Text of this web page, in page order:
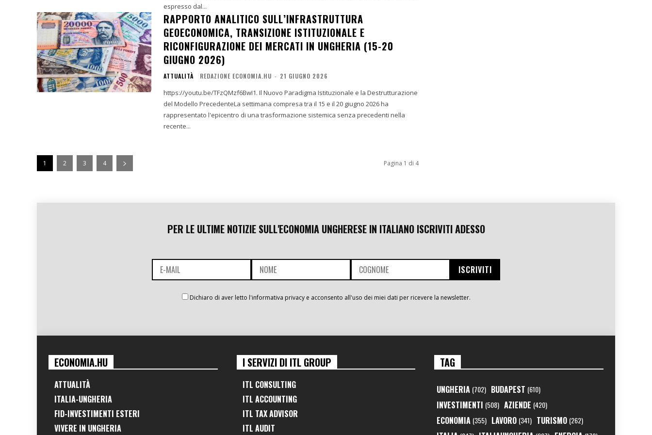
espresso dal...
RAPPORTO ANALITICO SULL’INFRASTRUTTURA
GEOECONOMICA, TRANSIZIONE ISTITUZIONALE E
RICONFIGURAZIONE DEI MERCATI IN UNGHERIA (15-20
GIUGNO 2026)
ATTUALITÀ REDAZIONE ECONOMIA.HU - 21 GIUGNO 2026
https://youtu.be/TFzQMzf6BwI1. Il Nuovo Paradigma Istituzionale e la Destrutturazione
del Modello PrecedenteLa settimana compresa tra il 15 e il 20 giugno 2026 ha
rappresentato l'epicentro di una trasformazione sistemica senza precedenti nella
recente...
1 2 3 4 Pagina 1 di 4
PER LE ULTIME NOTIZIE SULL'ECONOMIA UNGHERESE IN ITALIANO ISCRIVITI ADESSO
Dichiaro di aver letto l'informativa privacy e acconsento all'uso dei miei dati per ricevere la newsletter.
ECONOMIA.HU
ATTUALITÀ
ITALIA-UNGHERIA
FID-INVESTIMENTI ESTERI
VIVERE IN UNGHERIA
I SERVIZI DI ITL GROUP
ITL CONSULTING
ITL ACCOUNTING
ITL TAX ADVISOR
ITL AUDIT
TAG
UNGHERIA (702) BUDAPEST (610)
INVESTIMENTI (508) AZIENDE (420)
ECONOMIA (355) LAVORO (341) TURISMO (262)